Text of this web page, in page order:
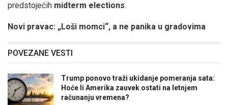
predstojećih midterm elections.
Novi pravac: „Loši momci“, a ne panika u gradovima
POVEZANE VESTI
Trump ponovo traži ukidanje pomeranja sata:
Hoće li Amerika zauvek ostati na letnjem
računanju vremena?